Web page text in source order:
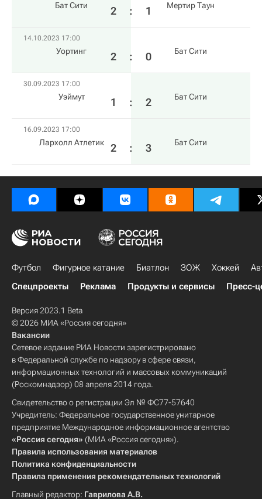
Бат Сити 2 : 1 Мертир Таун
14.10.2023 17:00
Уортинг 2 : 0 Бат Сити
30.09.2023 17:00
Уэймут 1 : 2 Бат Сити
16.09.2023 17:00
Лархолл Атлетик 2 : 3 Бат Сити
Футбол Фигурное катание Биатлон ЗОЖ Хоккей
Спецпроекты
Реклама Продукты и сервисы Пресс-
Версия 2023.1 Beta
© 2026 МИА «Россия сегодня»
Вакансии
Сетевое издание РИА Новости зарегистрировано
в Федеральной службе по надзору в сфере связи,
информационных технологий и массовых коммуникаций
(Роскомнадзор) 08 апреля 2014 года.
Свидетельство о регистрации Эл № ФС77-57640
Учредитель: Федеральное государственное унитарное
предприятие Международное информационное агентство
«Россия сегодня» (МИА «Россия сегодня»).
Правила использования материалов
Политика конфиденциальности
Правила применения рекомендательных технологий
Главный редактор: Гаврилова А.В.